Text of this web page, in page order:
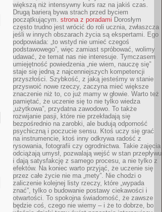
większą niż intensywny kurs raz na jakiś czas.
Drugą barierą bywa strach przed byciem
początkującym. strona z poradami Dorosłym
często trudno jest wrócić do roli ucznia, zwłaszcza
jeśli w innych obszarach życia są ekspertami. Ego
podpowiada: „to wstyd nie umieć czegoś
podstawowego”, więc zamiast spróbować, wolimy
udawać, że temat nas nie interesuje. Tymczasem
umiejętność powiedzenia „nie wiem, nauczę się”
staje się jedną z najcenniejszych kompetencji
przyszłości. Szybkość, z jaką jesteśmy w stanie
przyswoić nowe rzeczy, zaczyna mieć większe
znaczenie niż to, co już mamy w głowie. Warto też
pamiętać, że uczenie się to nie tylko wiedza
„użytkowa”, przydatna zawodowo. To także
rozwijanie pasji, które nie przekładają się
bezpośrednio na zarobki, ale budują odporność
psychiczną i poczucie sensu. Ktoś uczy się grać
na instrumencie, ktoś inny odkrywa radość z
rysowania, fotografii czy ogrodnictwa. Takie zajęcia
odciążają umysł, pozwalają wejść w stan przepływu
i dają satysfakcję z samego procesu, a nie tylko z
efektów. Na koniec warto przyjąć, że uczenie się
przez całe życie nie ma „mety”. Nie chodzi o
zaliczenie kolejnej listy rzeczy, które „wypada
znać”, tylko o budowanie postawy ciekawości i
otwartości. To spokojna świadomość, że zawsze
będzie coś, czego nie wiemy – i że to dobrze, bo